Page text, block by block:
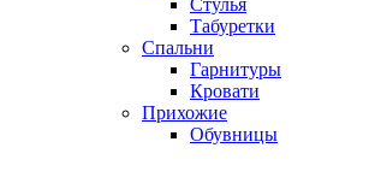
Стулья
Табуретки
Спальни
Гарнитуры
Кровати
Прихожие
Обувницы